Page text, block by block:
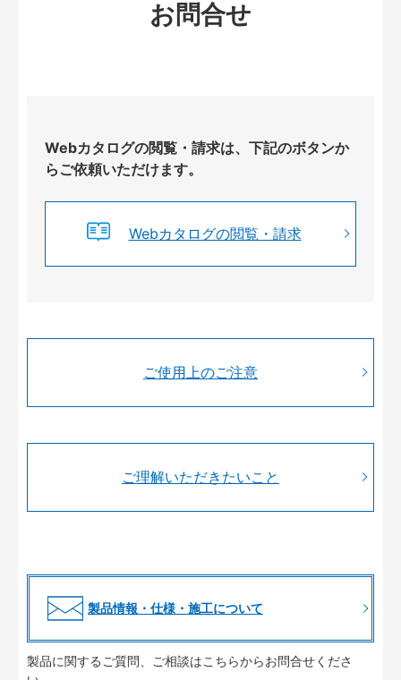
お問合せ
Webカタログの閲覧・請求は、下記のボタンか
らご依頼いただけます。
Webカタログの閲覧・請求
ご使用上のご注意
ご理解いただきたいこと
製品情報・仕様・施工について
製品に関するご質問、ご相談はこちらからお問合せくださ